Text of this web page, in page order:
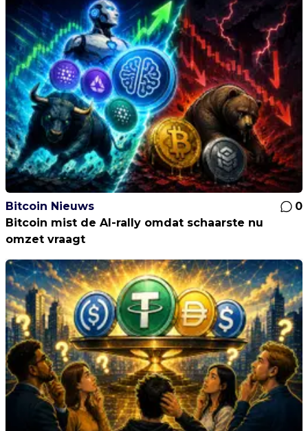
Bitcoin Nieuws
0
Bitcoin mist de AI-rally omdat schaarste nu
omzet vraagt